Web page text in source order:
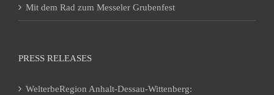
Mit dem Rad zum Messeler Grubenfest
PRESS RELEASES
WelterbeRegion Anhalt-Dessau-Wittenberg: